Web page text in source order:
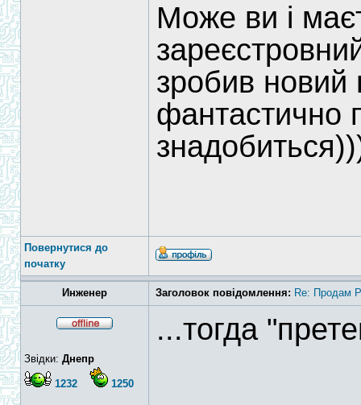
Може ви і
зробив новий
фантастично
Повернутися до
початку
Инженер Заголовок повідомлення: Re: Продам
Звідки: Днепр
1232 1250
...тогда